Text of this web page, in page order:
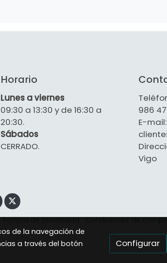
Horario
Lunes a viernes
09:30 a 13:30 y de 16:30 a
20:30.
Sábados
CERRADO.
986
E-mail:
Vigo
Política de privacidad
Condiciones de
de la navegación de
a través del botón
Configurar